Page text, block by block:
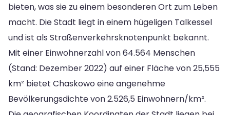
bieten, was sie zu einem besonderen Ort zum Leben
macht. Die Stadt liegt in einem hügeligen Talkessel
und ist als Straßenverkehrsknotenpunkt bekannt.
Mit einer Einwohnerzahl von 64.564 Menschen
(Stand: Dezember 2022) auf einer Fläche von 25,555
km² bietet Chaskowo eine angenehme
Bevölkerungsdichte von 2.526,5 Einwohnern/km².